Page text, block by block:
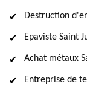
Destruction
Epaviste Saint
Achat métaux
Entreprise de